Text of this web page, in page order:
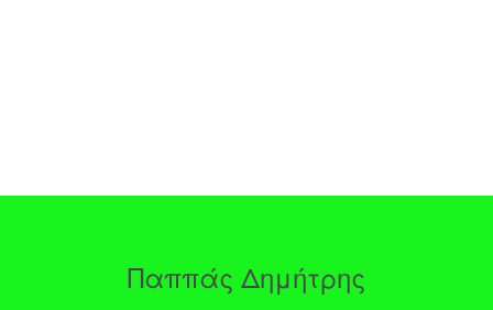
Παππάς Δημήτρης